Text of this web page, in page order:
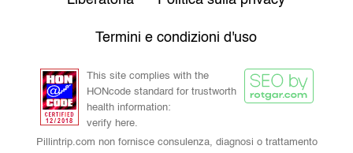
Termini e condizioni d'uso
This site complies with the
HONcode standard for trustworth
health information:
verify here.
Pillintrip.com non fornisce consulenza, diagnosi o trattamento